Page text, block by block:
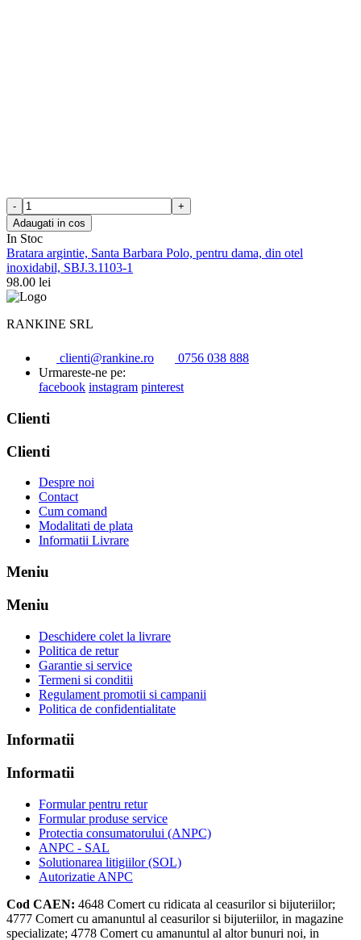
Adaugati in cos
In Stoc
Bratara argintie, Santa Barbara Polo, pentru dama, din otel
inoxidabil, SBJ.3.1103-1
98.00 lei
RANKINE SRL
clienti@rankine.ro
0756 038 888
Urmareste-ne pe:
facebook instagram pinterest
Clienti
Clienti
Despre noi
Contact
Cum comand
Modalitati de plata
Informatii Livrare
Meniu
Meniu
Deschidere colet la livrare
Politica de retur
Garantie si service
Termeni si conditii
Regulament promotii si campanii
Politica de confidentialitate
Informatii
Informatii
Formular pentru retur
Formular produse service
Protectia consumatorului (ANPC)
ANPC - SAL
Solutionarea litigiilor (SOL)
Autorizatie ANPC
Cod CAEN: 4648 Comert cu ridicata al ceasurilor si bijuteriilor;
4777 Comert cu amanuntul al ceasurilor si bijuteriilor, in magazine
specializate; 4778 Comert cu amanuntul al altor bunuri noi, in